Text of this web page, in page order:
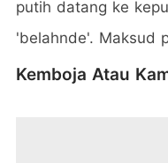
putih datang ke
'belahnde'. Maksud
Kemboja Atau